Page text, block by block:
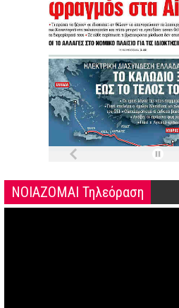
ΝΟΙΑΖΟΜΑΙ Τηλεόραση